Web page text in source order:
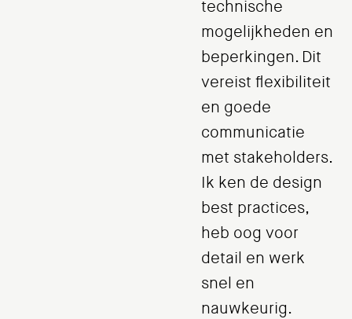
technische
mogelijkheden en
beperkingen. Dit
vereist flexibiliteit
en goede
communicatie
met stakeholders.
Ik ken de design
best practices,
heb oog voor
detail en werk
snel en
nauwkeurig.